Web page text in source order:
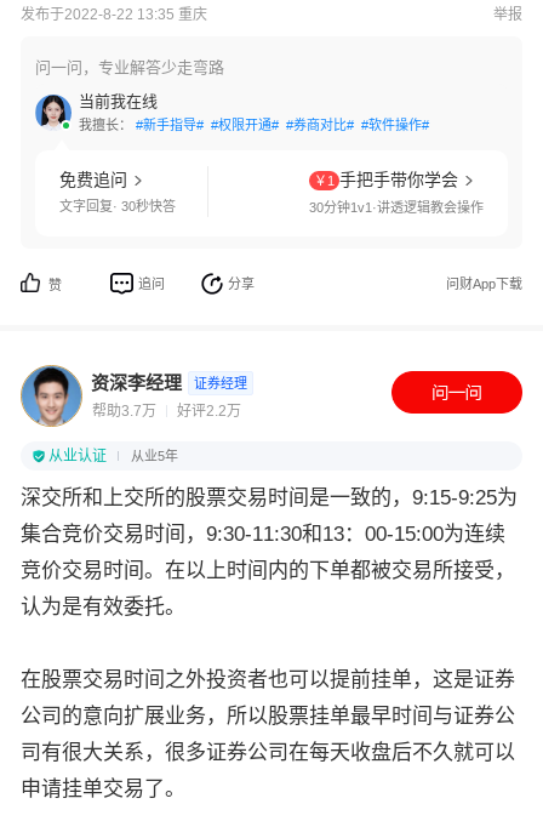
发布于2022-8-22 13:35 重庆 举报
问一问，专业解答少走弯路
当前我在线
我擅长： #新手指导# #权限开通# #券商对比# #软件操作#
免费追问
文字回复· 30秒快答
￥1 手把手带你学会
30分钟1v1·讲透逻辑教会操作
赞 追问 分享 问财App下载
资深李经理 证券经理
帮助3.7万 好评2.2万
从业认证 从业5年
深交所和上交所的股票交易时间是一致的，9:15-9:25为
集合竞价交易时间，9:30-11:30和13：00-15:00为连续
竞价交易时间。在以上时间内的下单都被交易所接受，
认为是有效委托。
在股票交易时间之外投资者也可以提前挂单，这是证券
公司的意向扩展业务，所以股票挂单最早时间与证券公
司有很大关系，很多证券公司在每天收盘后不久就可以
申请挂单交易了。